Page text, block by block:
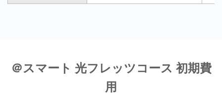
＠スマート 光フレッツコース 初期費
用